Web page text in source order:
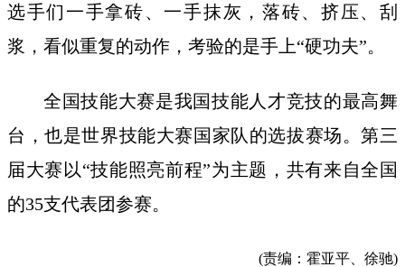
选手们一手拿砖、一手抹灰，落砖、挤压、刮
浆，看似重复的动作，考验的是手上“硬功夫”。
全国技能大赛是我国技能人才竞技的最高舞
台，也是世界技能大赛国家队的选拔赛场。第三
届大赛以“技能照亮前程”为主题，共有来自全国
的35支代表团参赛。
(责编：霍亚平、徐驰)